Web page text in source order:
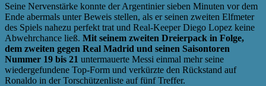
Seine Nervenstärke konnte der Argentinier sieben Minuten vor dem
Ende abermals unter Beweis stellen, als er seinen zweiten Elfmeter
des Spiels nahezu perfekt trat und Real-Keeper Diego Lopez keine
Abwehrchance ließ. Mit seinem zweiten Dreierpack in Folge,
dem zweiten gegen Real Madrid und seinen Saisontoren
Nummer 19 bis 21 untermauerte Messi einmal mehr seine
wiedergefundene Top-Form und verkürzte den Rückstand auf
Ronaldo in der Torschützenliste auf fünf Treffer.